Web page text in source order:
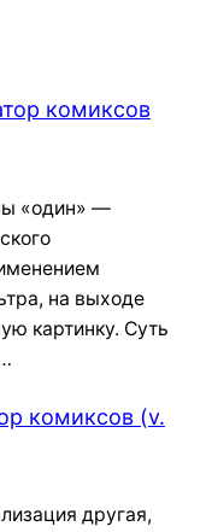
комиксов
«один» —
на выходе
картинку. Суть
комиксов (v.
другая,